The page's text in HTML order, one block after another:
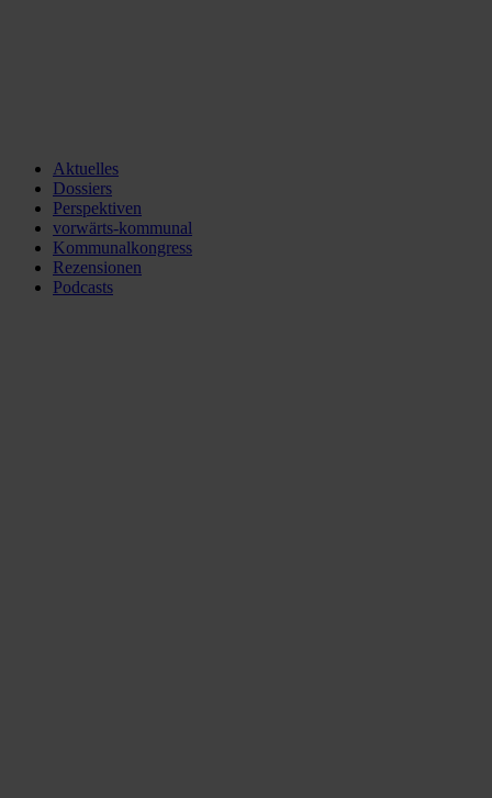
Aktuelles
Dossiers
Perspektiven
vorwärts-kommunal
Kommunalkongress
Rezensionen
Podcasts